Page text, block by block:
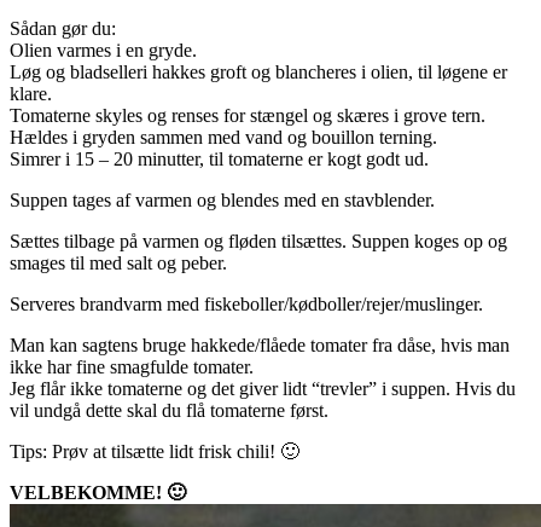
Sådan gør du:
Olien varmes i en gryde.
Løg og bladselleri hakkes groft og blancheres i olien, til løgene er
klare.
Tomaterne skyles og renses for stængel og skæres i grove tern.
Hældes i gryden sammen med vand og bouillon terning.
Simrer i 15 – 20 minutter, til tomaterne er kogt godt ud.
Suppen tages af varmen og blendes med en stavblender.
Sættes tilbage på varmen og fløden tilsættes. Suppen koges op og
smages til med salt og peber.
Serveres brandvarm med fiskeboller/kødboller/rejer/muslinger.
Man kan sagtens bruge hakkede/flåede tomater fra dåse, hvis man
ikke har fine smagfulde tomater.
Jeg flår ikke tomaterne og det giver lidt “trevler” i suppen. Hvis du
vil undgå dette skal du flå tomaterne først.
Tips: Prøv at tilsætte lidt frisk chili! 🙂
VELBEKOMME! 🙂